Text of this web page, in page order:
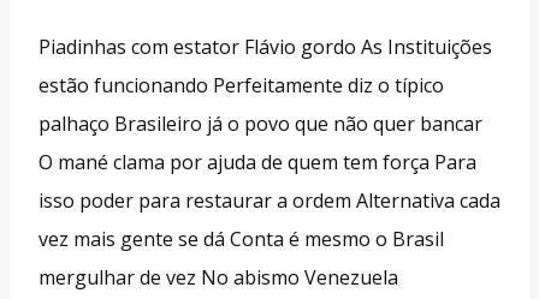
Piadinhas com estator Flávio gordo As Instituições
estão funcionando Perfeitamente diz o típico
palhaço Brasileiro já o povo que não quer bancar
O mané clama por ajuda de quem tem força Para
isso poder para restaurar a ordem Alternativa cada
vez mais gente se dá Conta é mesmo o Brasil
mergulhar de vez No abismo Venezuela